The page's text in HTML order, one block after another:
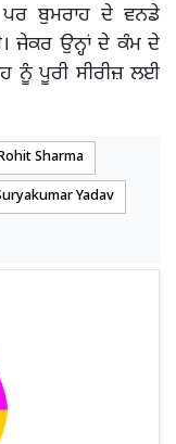
ਪਰ ਬੁਮਰਾਹ ਦੇ ਵਨਡੇ
ਜੇਕਰ ਉਨ੍ਹਾਂ ਦੇ ਕੰਮ ਦੇ
ਨੂੰ ਪੂਰੀ ਸੀਰੀਜ਼ ਲਈ
Sharma
Yadav